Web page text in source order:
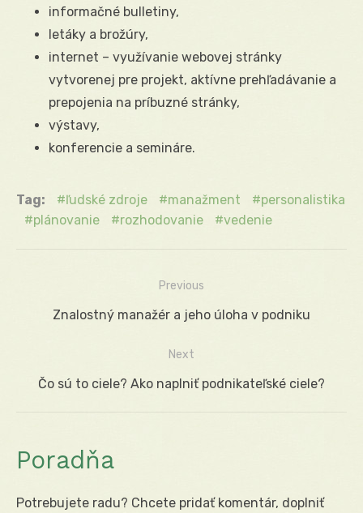
informačné bulletiny,
letáky a brožúry,
internet – využívanie webovej stránky
vytvorenej pre projekt, aktívne prehľadávanie a
prepojenia na príbuzné stránky,
výstavy,
konferencie a semináre.
Tag: ľudské zdroje manažment
personalistika
plánovanie
rozhodovanie vedenie
Navigácia
Previous
Previous
Znalostný manažér a jeho úloha v podniku
Next
Next
Čo sú to ciele? Ako naplniť podnikateľské ciele?
Poradňa
Potrebujete radu? Chcete pridať komentár, doplniť